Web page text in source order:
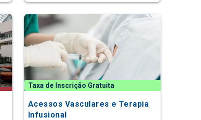
Taxa de Inscrição Gratuita
Acessos Vasculares e Terapia
Infusional